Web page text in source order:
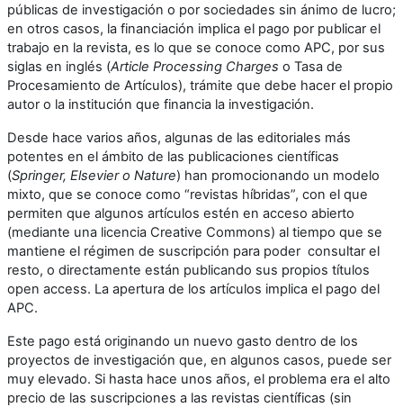
públicas de investigación o por sociedades sin ánimo de lucro;
en otros casos, la financiación implica el pago por publicar el
trabajo en la revista, es lo que se conoce como APC, por sus
siglas en inglés (Article Processing Charges o Tasa de
Procesamiento de Artículos), trámite que debe hacer el propio
autor o la institución que financia la investigación.
Desde hace varios años, algunas de las editoriales más
potentes en el ámbito de las publicaciones científicas
(Springer, Elsevier o Nature) han promocionando un modelo
mixto, que se conoce como “revistas híbridas”, con el que
permiten que algunos artículos estén en acceso abierto
(mediante una licencia Creative Commons) al tiempo que se
mantiene el régimen de suscripción para poder consultar el
resto, o directamente están publicando sus propios títulos
open access. La apertura de los artículos implica el pago del
APC.
Este pago está originando un nuevo gasto dentro de los
proyectos de investigación que, en algunos casos, puede ser
muy elevado. Si hasta hace unos años, el problema era el alto
precio de las suscripciones a las revistas científicas (sin